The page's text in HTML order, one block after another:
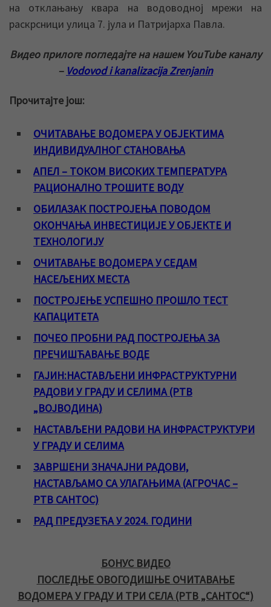
на отклањању квара на водоводној мрежи на
раскрсници улица 7. јула и Патријарха Павла.
Видео прилоге погледајте на нашем YouTube каналу
– Vodovod i kanalizacija Zrenjanin
Прочитајте још:
ОЧИТАВАЊЕ ВОДОМЕРА У ОБЈЕКТИМА
ИНДИВИДУАЛНОГ СТАНОВАЊА
АПЕЛ – ТОКОМ ВИСОКИХ ТЕМПЕРАТУРА
РАЦИОНАЛНО ТРОШИТЕ ВОДУ
ОБИЛАЗАК ПОСТРОЈЕЊА ПОВОДОМ
ОКОНЧАЊА ИНВЕСТИЦИЈЕ У ОБЈЕКТЕ И
ТЕХНОЛОГИЈУ
ОЧИТАВАЊЕ ВОДОМЕРА У СЕДАМ
НАСЕЉЕНИХ МЕСТА
ПОСТРОЈЕЊЕ УСПЕШНО ПРОШЛО ТЕСТ
КАПАЦИТЕТА
ПОЧЕО ПРОБНИ РАД ПОСТРОЈЕЊА ЗА
ПРЕЧИШЋАВАЊЕ ВОДЕ
ГАЈИН:НАСТАВЉЕНИ ИНФРАСТРУКТУРНИ
РАДОВИ У ГРАДУ И СЕЛИМА (РТВ
„ВОЈВОДИНА)
НАСТАВЉЕНИ РАДОВИ НА ИНФРАСТРУКТУРИ
У ГРАДУ И СЕЛИМА
ЗАВРШЕНИ ЗНАЧАЈНИ РАДОВИ,
НАСТАВЉАМО СА УЛАГАЊИМА (АГРОЧАС –
РТВ САНТОС)
РАД ПРЕДУЗЕЋА У 2024. ГОДИНИ
БОНУС ВИДЕО
ПОСЛЕДЊЕ ОВОГОДИШЊЕ ОЧИТАВАЊЕ
ВОДОМЕРА У ГРАДУ И ТРИ СЕЛА (РТВ „САНТОС“)